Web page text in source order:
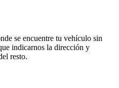
se encuentre tu vehículo sin
indicarnos la dirección y
resto.